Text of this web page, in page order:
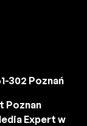
302 Poznań
Poznan
Expert w